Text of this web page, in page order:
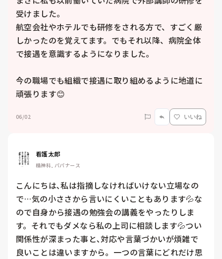
受けました。
航空会社やホテルでも研修をされる方で、すごく厳
しかったのを覚えてます。でもそれ以降、病院全体
で接遇を意識するようになりました。
今の職場でも組織で接遇に取り組めるように地道に
頑張ります😊
06/02 いいね
看護太郎
精神科, パパナース
こんにちは､私は指摘しなければいけない立場なの
で…気の小ささから言いにくいこともあります💦な
ので自身から接遇の勉強会の講義をやったりしま
す。それでもダメなら私の上司に相談します💦つい
関係性が深まった事と､対応や言葉づかいが煩雑で
良いことは違いますから。一つの言葉にどれだけ思